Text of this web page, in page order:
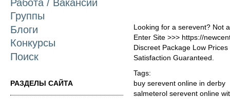
Работа / Вакансии
Группы
Блоги
Конкурсы
Поиск
РАЗДЕЛЫ САЙТА
Looking for a serevent? Not
Enter Site >>> https://
Discreet Package Low
Satisfaction Guaranteed.
Tags:
buy serevent online in derby
salmeterol serevent online